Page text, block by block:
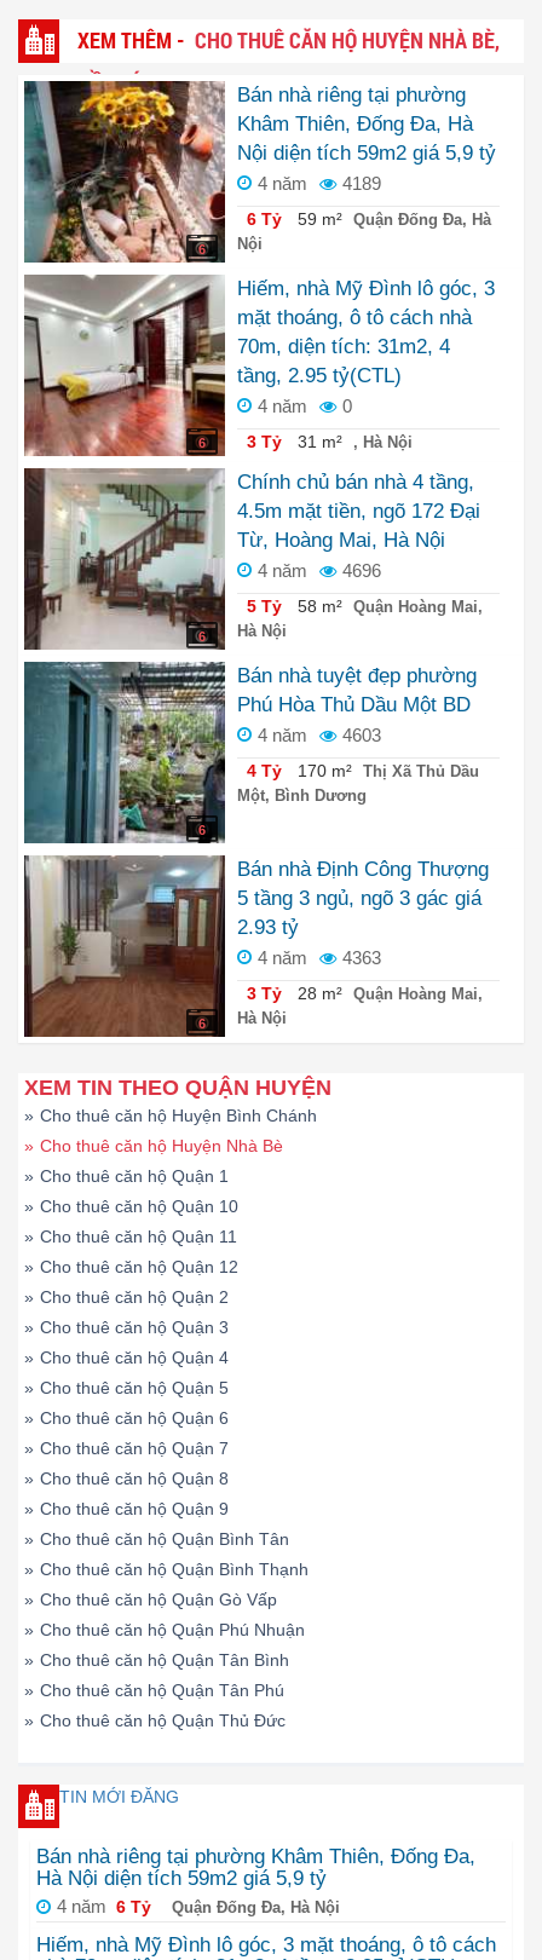
XEM THÊM - CHO THUÊ CĂN HỘ HUYỆN NHÀ BÈ,
HỒ CHÍ MINH
6
Bán nhà riêng tại phường
Khâm Thiên, Đống Đa, Hà
Nội diện tích 59m2 giá 5,9 tỷ
4 năm 4189
6 Tỷ 59 m²
Quận Đống Đa, Hà
Nội
6
Hiếm, nhà Mỹ Đình lô góc, 3
mặt thoáng, ô tô cách nhà
70m, diện tích: 31m2, 4
tầng, 2.95 tỷ(CTL)
4 năm 0
3 Tỷ 31 m² , Hà Nội
6
Chính chủ bán nhà 4 tầng,
4.5m mặt tiền, ngõ 172 Đại
Từ, Hoàng Mai, Hà Nội
4 năm 4696
5 Tỷ 58 m²
Quận Hoàng Mai,
Hà Nội
6
Bán nhà tuyệt đẹp phường
Phú Hòa Thủ Dầu Một BD
4 năm 4603
4 Tỷ 170 m²
Thị Xã Thủ Dầu
Một, Bình Dương
6
Bán nhà Định Công Thượng
5 tầng 3 ngủ, ngõ 3 gác giá
2.93 tỷ
4 năm 4363
3 Tỷ 28 m²
Quận Hoàng Mai,
Hà Nội
XEM TIN THEO QUẬN HUYỆN
» Cho thuê căn hộ Huyện Bình Chánh
» Cho thuê căn hộ Huyện Nhà Bè
» Cho thuê căn hộ Quận 1
» Cho thuê căn hộ Quận 10
» Cho thuê căn hộ Quận 11
» Cho thuê căn hộ Quận 12
» Cho thuê căn hộ Quận 2
» Cho thuê căn hộ Quận 3
» Cho thuê căn hộ Quận 4
» Cho thuê căn hộ Quận 5
» Cho thuê căn hộ Quận 6
» Cho thuê căn hộ Quận 7
» Cho thuê căn hộ Quận 8
» Cho thuê căn hộ Quận 9
» Cho thuê căn hộ Quận Bình Tân
» Cho thuê căn hộ Quận Bình Thạnh
» Cho thuê căn hộ Quận Gò Vấp
» Cho thuê căn hộ Quận Phú Nhuận
» Cho thuê căn hộ Quận Tân Bình
» Cho thuê căn hộ Quận Tân Phú
» Cho thuê căn hộ Quận Thủ Đức
TIN MỚI ĐĂNG
Bán nhà riêng tại phường Khâm Thiên, Đống Đa,
Hà Nội diện tích 59m2 giá 5,9 tỷ
4 năm 6 Tỷ Quận Đống Đa, Hà Nội
Hiếm, nhà Mỹ Đình lô góc, 3 mặt thoáng, ô tô cách